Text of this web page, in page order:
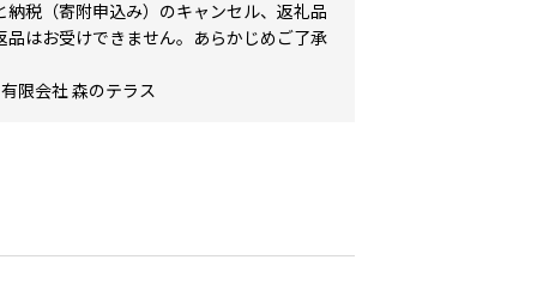
税（寄附申込み）のキャンセル、返礼品
品はお受けできません。あらかじめご了承
限会社 森のテラス